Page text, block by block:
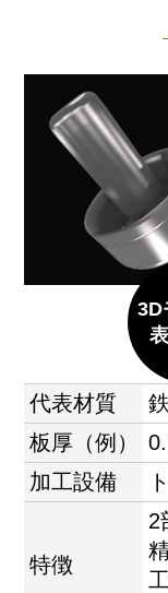
3D
代表材質
鉄
板厚（例）
加工設備
特徴
2